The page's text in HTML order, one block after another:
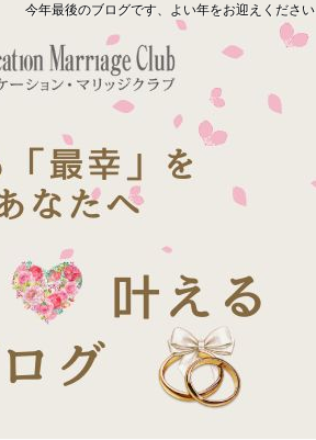
今年最後のブログです、よい年をお迎えください